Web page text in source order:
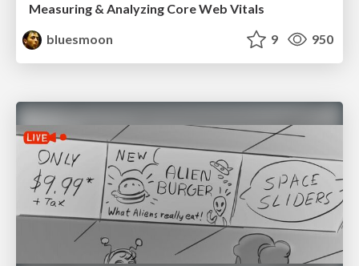
Measuring & Analyzing Core Web Vitals
bluesmoon
9 950